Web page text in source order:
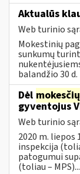
Aktualūs
Web turinio
Mokestinių
sunkumų
balandžio 30
Dėl mokesčių
gyventojus
Web turinio
2020 m. liepos
inspekcija
patogumui
(toliau – MPS)...